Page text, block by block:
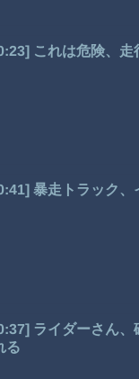
これは危険、
暴走トラック
ライダーさん
る